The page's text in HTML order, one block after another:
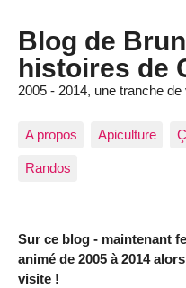
Blog de
histoires de
2005 - 2014, une tranche de
A propos Apiculture
Randos
Sur ce blog - maintenant
animé de 2005 à 2014
visite !